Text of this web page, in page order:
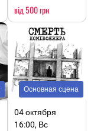
від 500 грн
Основная сцена
04 октября
16:00, Вс